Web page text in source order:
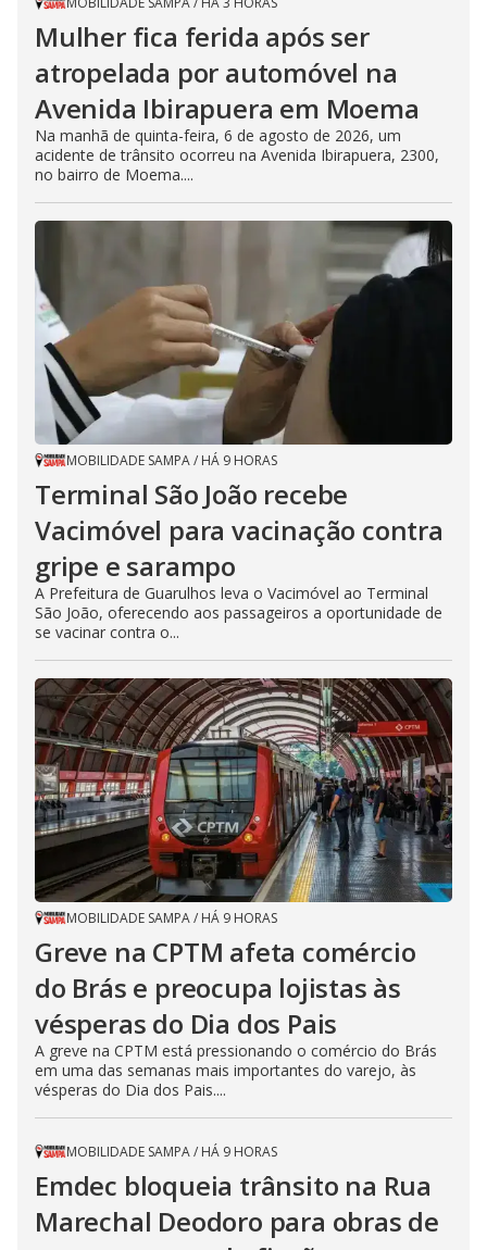
Mulher fica ferida após ser
atropelada por automóvel na
Avenida Ibirapuera em Moema
Na manhã de quinta-feira, 6 de agosto de 2026, um
acidente de trânsito ocorreu na Avenida Ibirapuera, 2300,
no bairro de Moema....
MOBILIDADE SAMPA/ HÁ 9 HORAS
Terminal São João recebe
Vacimóvel para vacinação contra
gripe e sarampo
A Prefeitura de Guarulhos leva o Vacimóvel ao Terminal
São João, oferecendo aos passageiros a oportunidade de
se vacinar contra o...
MOBILIDADE SAMPA/ HÁ 9 HORAS
Greve na CPTM afeta comércio
do Brás e preocupa lojistas às
vésperas do Dia dos Pais
A greve na CPTM está pressionando o comércio do Brás
em uma das semanas mais importantes do varejo, às
vésperas do Dia dos Pais....
MOBILIDADE SAMPA/ HÁ 9 HORAS
Emdec bloqueia trânsito na Rua
Marechal Deodoro para obras de